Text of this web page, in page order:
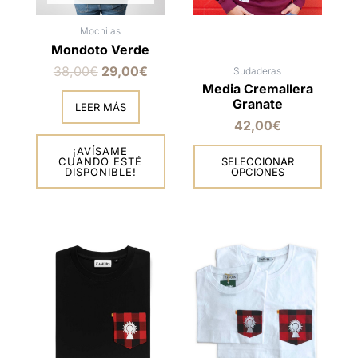
Mochilas
Mondoto Verde
38,00€ 29,00€
LEER MÁS
¡AVÍSAME
CUANDO ESTÉ
DISPONIBLE!
Sudaderas
Media Cremallera
Granate
42,00€
SELECCIONAR
OPCIONES
en
de
producto
tiene
múltiples
opciones
pueden